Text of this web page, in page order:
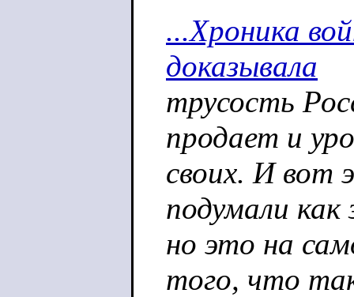
...Хроника
доказывала
трусость
продает и
своих. И вот
подумали как
но это на
того, что